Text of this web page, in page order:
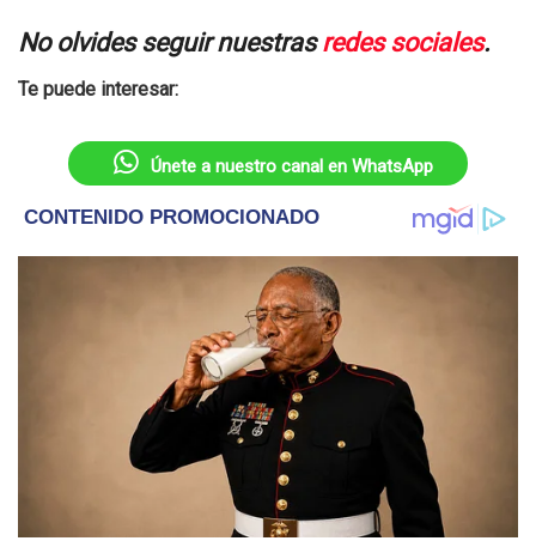
No olvides seguir nuestrasredes sociales.
Te puede interesar:
Únete a nuestro canal en WhatsApp